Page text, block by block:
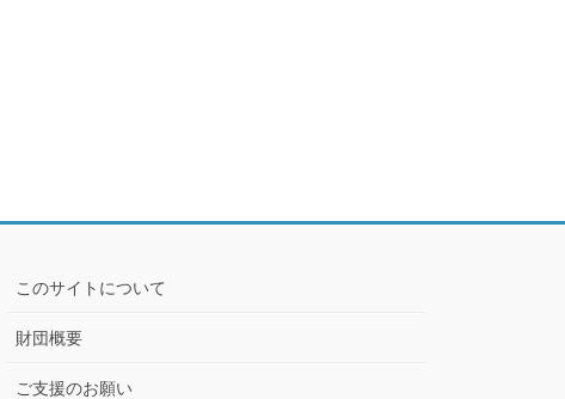
このサイトについて
財団概要
ご支援のお願い